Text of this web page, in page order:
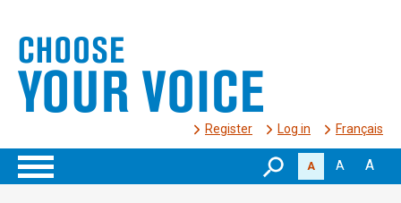
Register Log in Français
A A A